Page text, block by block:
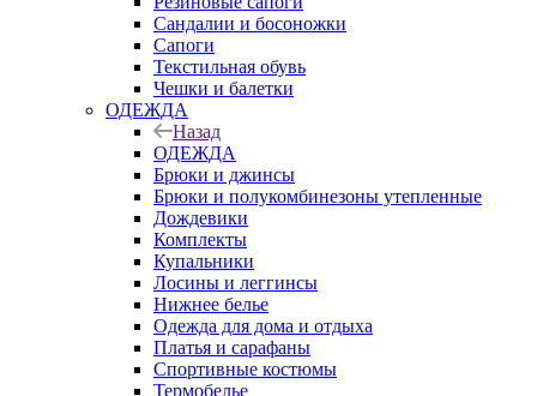
Сандалии и босоножки
Сапоги
Текстильная обувь
Чешки и балетки
ОДЕЖДА
Назад
ОДЕЖДА
Брюки и джинсы
Брюки и полукомбинезоны утепленные
Дождевики
Комплекты
Купальники
Лосины и леггинсы
Нижнее белье
Одежда для дома и отдыха
Платья и сарафаны
Спортивные костюмы
Термобелье